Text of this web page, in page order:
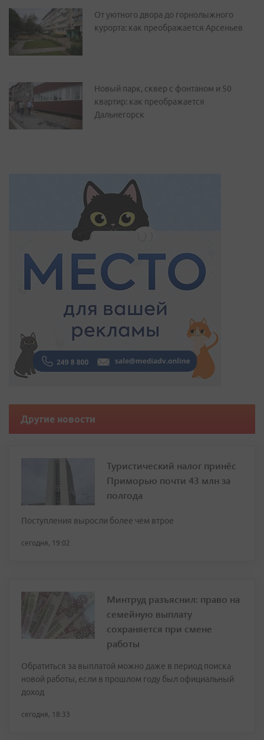
От уютного двора до горнолыжного
курорта: как преображается Арсеньев
Новый парк, сквер с фонтаном и 50
квартир: как преображается
Дальнегорск
Другие новости
Туристический налог принёс
Приморью почти 43 млн за
полгода
Поступления выросли более чем втрое
сегодня, 19:02
Минтруд разъяснил: право на
семейную выплату
сохраняется при смене
работы
Обратиться за выплатой можно даже в период поиска
новой работы, если в прошлом году был официальный
доход
сегодня, 18:33